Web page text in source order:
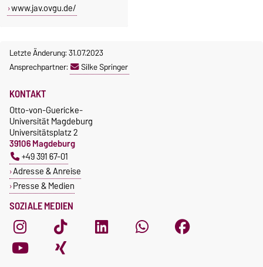
www.jav.ovgu.de/
Letzte Änderung: 31.07.2023
Ansprechpartner:
Silke Springer
SOZIALE MEDIEN
KONTAKT
Otto-von-Guericke-
Universität Magdeburg
Universitätsplatz 2
39106 Magdeburg
+49 391 67-01
Adresse & Anreise
Presse & Medien